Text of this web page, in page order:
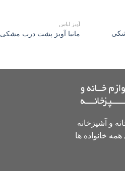
آویز لباس
مانیا آويز پشت درب مشکی 202041
و آشپزخانه
همه خانواده ها